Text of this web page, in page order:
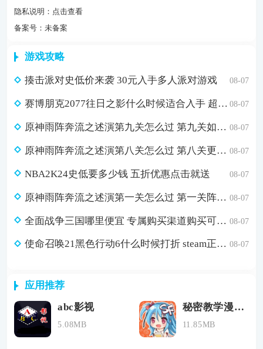
隐私说明： 点击查看
备案号：未备案
游戏攻略
揍击派对史低价来袭 30元入手多人派对游戏 08-07
赛博朋克2077往日之影什么时候适合入手 超值折扣98元入手方法介绍 08-07
原神雨阵奔流之述演第九关怎么过 第九关如从山间落下的雨滴通关攻略 08-07
原神雨阵奔流之述演第八关怎么过 第八关更多火力更少损伤通关攻略 08-07
NBA2K24史低要多少钱 五折优惠点击就送 08-07
原神雨阵奔流之述演第一关怎么过 第一关阵线的形成通关攻略 08-07
全面战争三国哪里便宜 专属购买渠道购买可省179元 08-07
使命召唤21黑色行动6什么时候打折 steam正版游戏低价购买渠道分享 08-07
应用推荐
abc影视
5.08MB
秘密教学漫画全集免费阅读
11.85MB